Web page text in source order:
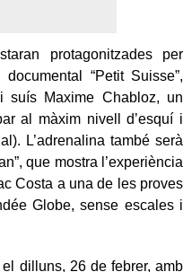
protagonitzades per
“Petit Suisse”,
Maxime Chabloz, un
al màxim nivell d’esquí i
L’adrenalina també serà
que mostra l’experiència
Costa a una de les proves
Globe, sense escales i
dilluns, 26 de febrer, amb